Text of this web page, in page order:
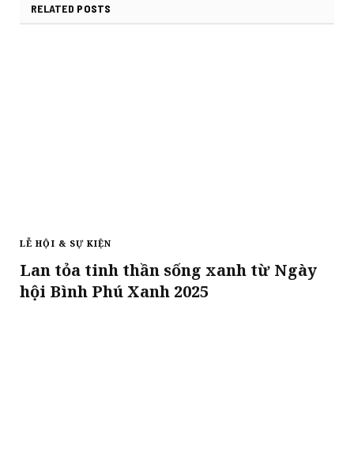
RELATED POSTS
LỄ HỘI & SỰ KIỆN
Lan tỏa tinh thần sống xanh từ Ngày
hội Bình Phú Xanh 2025